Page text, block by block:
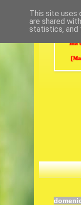
This site uses
are shared
statistics, and